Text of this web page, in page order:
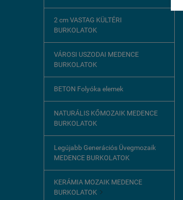
2 cm VASTAG KÜLTÉRI
BURKOLATOK
VÁROSI USZODAI MEDENCE
BURKOLATOK
BETON Folyóka elemek
NATURÁLIS KŐMOZAIK MEDENCE
BURKOLATOK
Legújabb Generációs Üvegmozaik
MEDENCE BURKOLATOK
KERÁMIA MOZAIK MEDENCE
BURKOLATOK 